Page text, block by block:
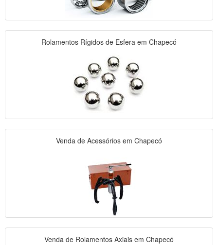
Rolamentos Rígidos de Esfera em Chapecó
Venda de Acessórios em Chapecó
Venda de Rolamentos Axiais em Chapecó